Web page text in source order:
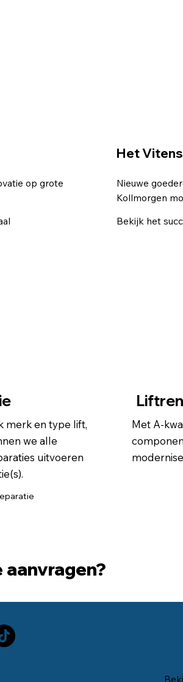
op grote
Het
Nieuwe
Kollmorgen
Bekijk het
merk en type lift,
we alle
uitvoeren
Met A-